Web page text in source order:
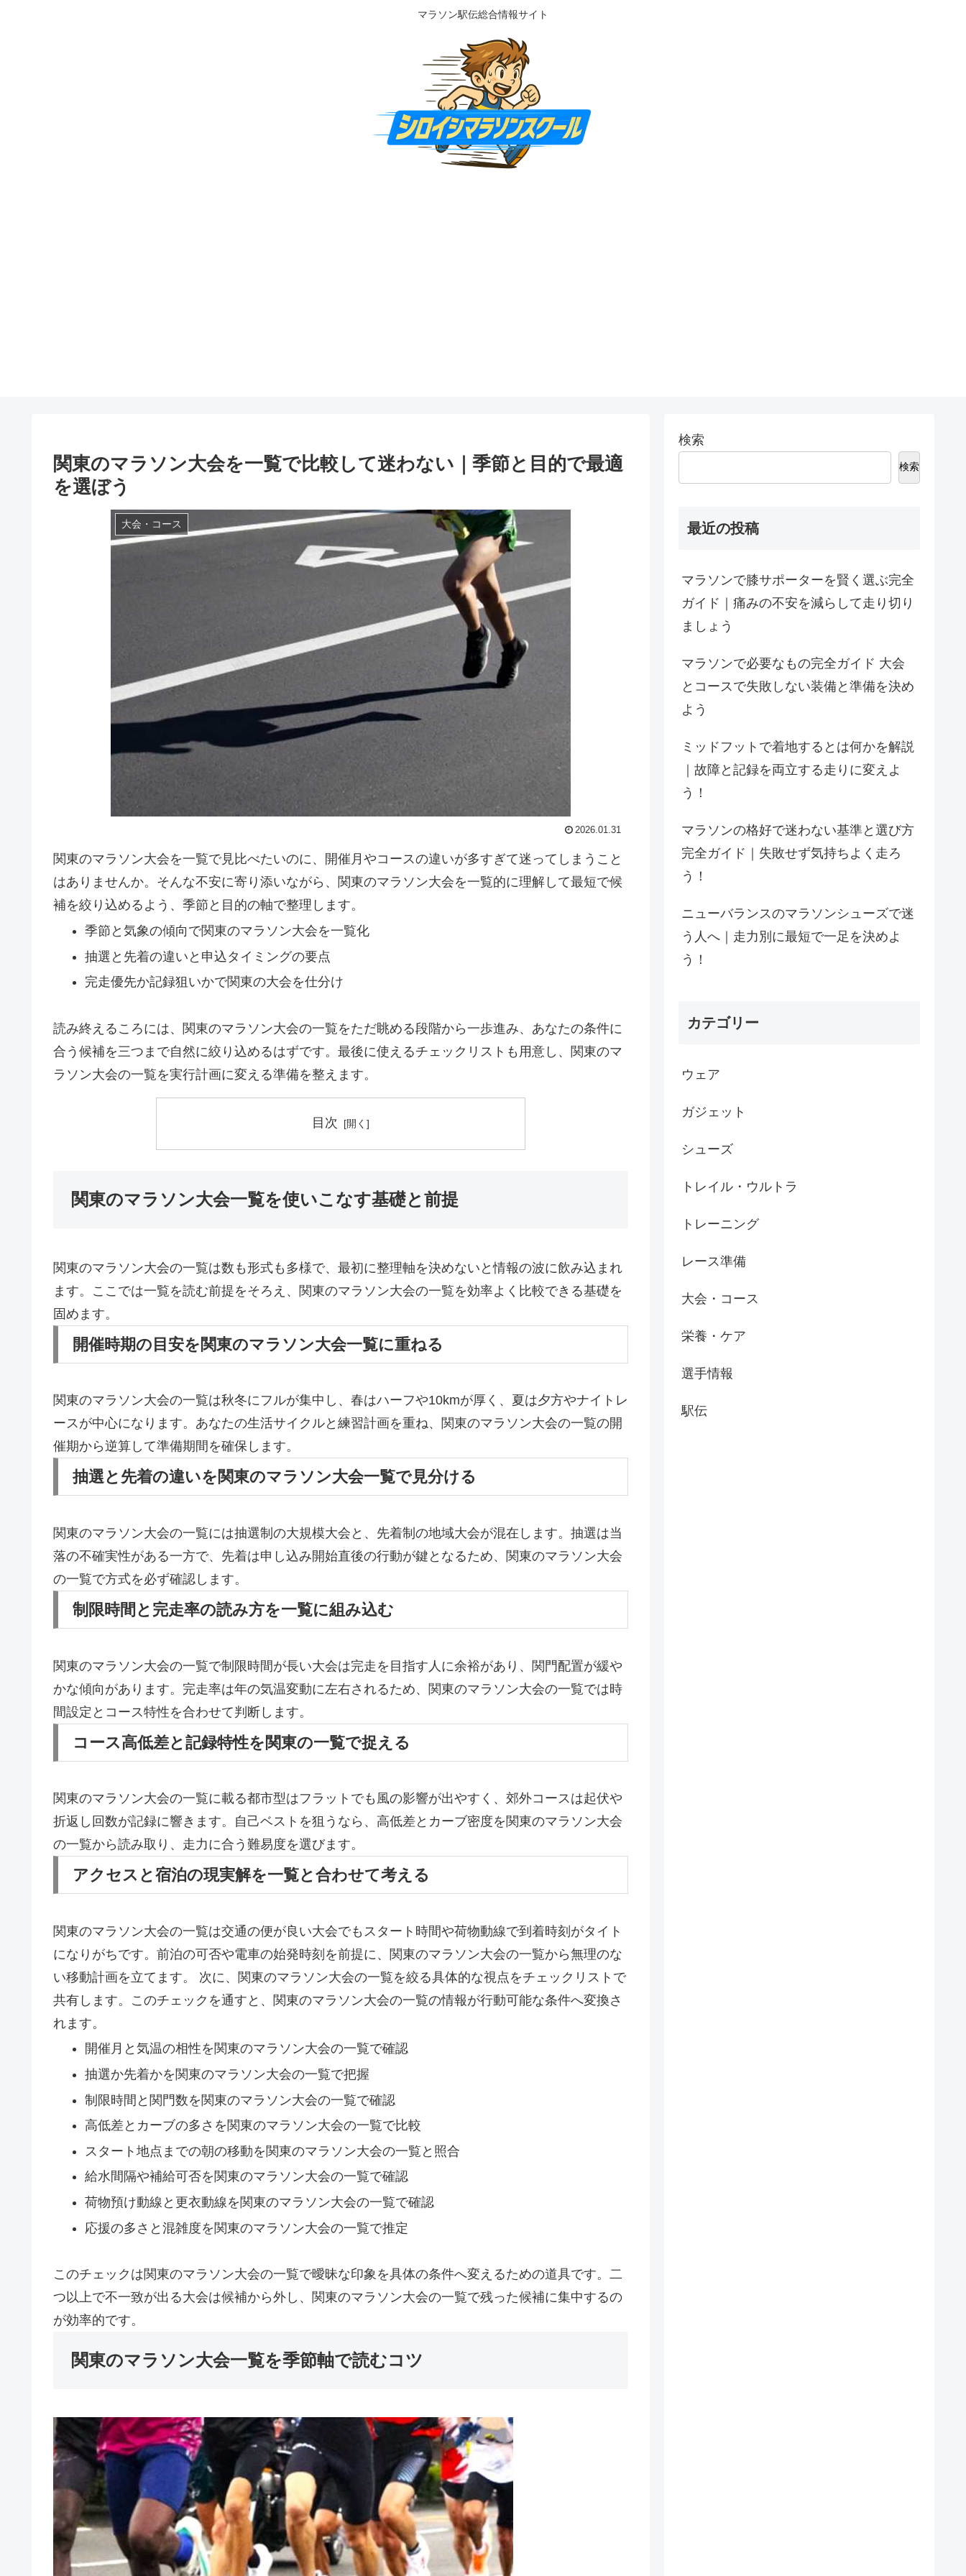
マラソン駅伝総合情報サイト
関東のマラソン大会を一覧で比較して迷わない｜季節と目的で最適
を選ぼう
大会・コース
2026.01.31
関東のマラソン大会を一覧で見比べたいのに、開催月やコースの違いが多すぎて迷ってしまうこと
はありませんか。そんな不安に寄り添いながら、関東のマラソン大会を一覧的に理解して最短で候
補を絞り込めるよう、季節と目的の軸で整理します。
季節と気象の傾向で関東のマラソン大会を一覧化
抽選と先着の違いと申込タイミングの要点
完走優先か記録狙いかで関東の大会を仕分け
読み終えるころには、関東のマラソン大会の一覧をただ眺める段階から一歩進み、あなたの条件に
合う候補を三つまで自然に絞り込めるはずです。最後に使えるチェックリストも用意し、関東のマ
ラソン大会の一覧を実行計画に変える準備を整えます。
目次
関東のマラソン大会一覧を使いこなす基礎と前提
関東のマラソン大会の一覧は数も形式も多様で、最初に整理軸を決めないと情報の波に飲み込まれ
ます。ここでは一覧を読む前提をそろえ、関東のマラソン大会の一覧を効率よく比較できる基礎を
固めます。
開催時期の目安を関東のマラソン大会一覧に重ねる
関東のマラソン大会の一覧は秋冬にフルが集中し、春はハーフや10kmが厚く、夏は夕方やナイトレ
ースが中心になります。あなたの生活サイクルと練習計画を重ね、関東のマラソン大会の一覧の開
催期から逆算して準備期間を確保します。
抽選と先着の違いを関東のマラソン大会一覧で見分ける
関東のマラソン大会の一覧には抽選制の大規模大会と、先着制の地域大会が混在します。抽選は当
落の不確実性がある一方で、先着は申し込み開始直後の行動が鍵となるため、関東のマラソン大会
の一覧で方式を必ず確認します。
制限時間と完走率の読み方を一覧に組み込む
関東のマラソン大会の一覧で制限時間が長い大会は完走を目指す人に余裕があり、関門配置が緩や
かな傾向があります。完走率は年の気温変動に左右されるため、関東のマラソン大会の一覧では時
間設定とコース特性を合わせて判断します。
コース高低差と記録特性を関東の一覧で捉える
関東のマラソン大会の一覧に載る都市型はフラットでも風の影響が出やすく、郊外コースは起伏や
折返し回数が記録に響きます。自己ベストを狙うなら、高低差とカーブ密度を関東のマラソン大会
の一覧から読み取り、走力に合う難易度を選びます。
アクセスと宿泊の現実解を一覧と合わせて考える
関東のマラソン大会の一覧は交通の便が良い大会でもスタート時間や荷物動線で到着時刻がタイト
になりがちです。前泊の可否や電車の始発時刻を前提に、関東のマラソン大会の一覧から無理のな
い移動計画を立てます。 次に、関東のマラソン大会の一覧を絞る具体的な視点をチェックリストで
共有します。このチェックを通すと、関東のマラソン大会の一覧の情報が行動可能な条件へ変換さ
れます。
開催月と気温の相性を関東のマラソン大会の一覧で確認
抽選か先着かを関東のマラソン大会の一覧で把握
制限時間と関門数を関東のマラソン大会の一覧で確認
高低差とカーブの多さを関東のマラソン大会の一覧で比較
スタート地点までの朝の移動を関東のマラソン大会の一覧と照合
給水間隔や補給可否を関東のマラソン大会の一覧で確認
荷物預け動線と更衣動線を関東のマラソン大会の一覧で確認
応援の多さと混雑度を関東のマラソン大会の一覧で推定
このチェックは関東のマラソン大会の一覧で曖昧な印象を具体の条件へ変えるための道具です。二
つ以上で不一致が出る大会は候補から外し、関東のマラソン大会の一覧で残った候補に集中するの
が効率的です。
関東のマラソン大会一覧を季節軸で読むコツ
検索
検索
最近の投稿
マラソンで膝サポーターを賢く選ぶ完全
ガイド｜痛みの不安を減らして走り切り
ましょう
マラソンで必要なもの完全ガイド 大会
とコースで失敗しない装備と準備を決め
よう
ミッドフットで着地するとは何かを解説
｜故障と記録を両立する走りに変えよ
う！
マラソンの格好で迷わない基準と選び方
完全ガイド｜失敗せず気持ちよく走ろ
う！
ニューバランスのマラソンシューズで迷
う人へ｜走力別に最短で一足を決めよ
う！
カテゴリー
ウェア
ガジェット
シューズ
トレイル・ウルトラ
トレーニング
レース準備
大会・コース
栄養・ケア
選手情報
駅伝